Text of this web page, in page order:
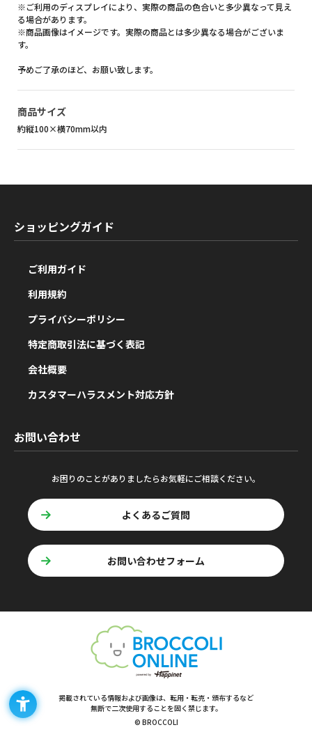
※ご利用のディスプレイにより、実際の商品の色合いと多少異なって見え
る場合があります。
※商品画像はイメージです。実際の商品とは多少異なる場合がございま
す。
予めご了承のほど、お願い致します。
商品サイズ
約縦100×横70mm以内
ショッピングガイド
ご利用ガイド
利用規約
プライバシーポリシー
特定商取引法に基づく表記
会社概要
カスタマーハラスメント対応方針
お問い合わせ
お困りのことがありましたらお気軽にご相談ください。
よくあるご質問
お問い合わせフォーム
掲載されている情報および画像は、転用・転売・頒布するなど
無断で二次使用することを固く禁じます。
© BROCCOLI